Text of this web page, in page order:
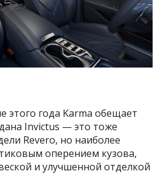
этого года Karma обещает
Invictus — это тоже
Revero, но наиболее
оперением кузова,
и улучшенной отделкой